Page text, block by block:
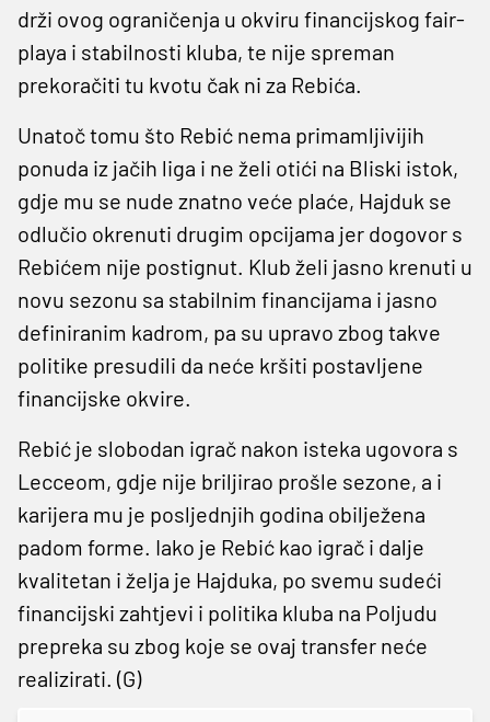
drži ovog ograničenja u okviru financijskog fair-
playa i stabilnosti kluba, te nije spreman
prekoračiti tu kvotu čak ni za Rebića.
Unatoč tomu što Rebić nema primamljivijih
ponuda iz jačih liga i ne želi otići na Bliski istok,
gdje mu se nude znatno veće plaće, Hajduk se
odlučio okrenuti drugim opcijama jer dogovor s
Rebićem nije postignut. Klub želi jasno krenuti u
novu sezonu sa stabilnim financijama i jasno
definiranim kadrom, pa su upravo zbog takve
politike presudili da neće kršiti postavljene
financijske okvire.
Rebić je slobodan igrač nakon isteka ugovora s
Lecceom, gdje nije briljirao prošle sezone, a i
karijera mu je posljednjih godina obilježena
padom forme. Iako je Rebić kao igrač i dalje
kvalitetan i želja je Hajduka, po svemu sudeći
financijski zahtjevi i politika kluba na Poljudu
prepreka su zbog koje se ovaj transfer neće
realizirati. (G)